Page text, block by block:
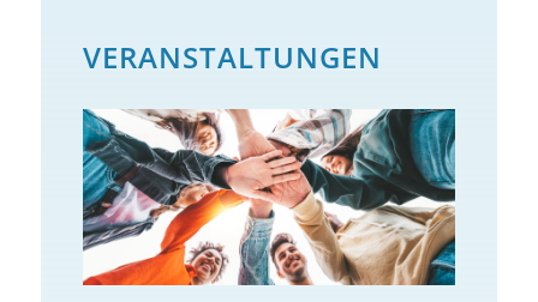
VERANSTALTUNGEN